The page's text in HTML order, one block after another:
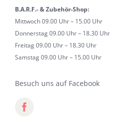
B.A.R.F.- & Zubehör-Shop:
Mittwoch 09.00 Uhr – 15.00 Uhr
Donnerstag 09.00 Uhr – 18.30 Uhr
Freitag 09.00 Uhr – 18.30 Uhr
Samstag 09.00 Uhr – 15.00 Uhr
Besuch uns auf Facebook